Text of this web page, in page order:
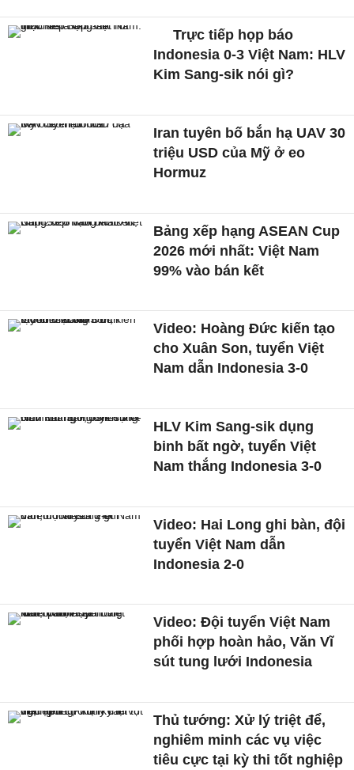
Trực tiếp họp báo
Indonesia 0-3 Việt Nam: HLV
Kim Sang-sik nói gì?
Iran tuyên bố bắn hạ UAV 30
triệu USD của Mỹ ở eo
Hormuz
Bảng xếp hạng ASEAN Cup
2026 mới nhất: Việt Nam
99% vào bán kết
Video: Hoàng Đức kiến tạo
cho Xuân Son, tuyển Việt
Nam dẫn Indonesia 3-0
HLV Kim Sang-sik dụng
binh bất ngờ, tuyển Việt
Nam thắng Indonesia 3-0
Video: Hai Long ghi bàn, đội
tuyển Việt Nam dẫn
Indonesia 2-0
Video: Đội tuyển Việt Nam
phối hợp hoàn hảo, Văn Vĩ
sút tung lưới Indonesia
Thủ tướng: Xử lý triệt để,
nghiêm minh các vụ việc
tiêu cực tại kỳ thi tốt nghiệp